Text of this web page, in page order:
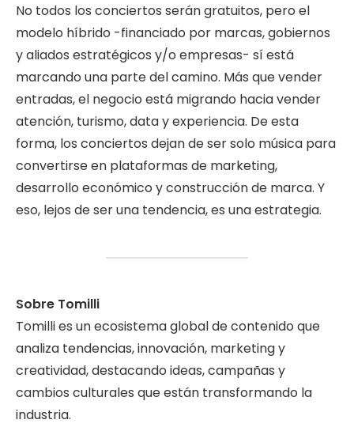
No todos los conciertos serán gratuitos, pero el
modelo híbrido -financiado por marcas, gobiernos
y aliados estratégicos y/o empresas- sí está
marcando una parte del camino. Más que vender
entradas, el negocio está migrando hacia vender
atención, turismo, data y experiencia. De esta
forma, los conciertos dejan de ser solo música para
convertirse en plataformas de marketing,
desarrollo económico y construcción de marca. Y
eso, lejos de ser una tendencia, es una estrategia.
Sobre Tomilli
Tomilli es un ecosistema global de contenido que
analiza tendencias, innovación, marketing y
creatividad, destacando ideas, campañas y
cambios culturales que están transformando la
industria.